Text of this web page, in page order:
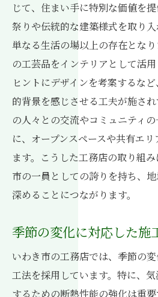
じて、住まい手に特別な価値を
祭りや伝統的な建築様式を取り
単なる生活の場以上の存在とな
の工芸品をインテリアとして活
ヒントにデザインを考案するな
的背景を感じさせる工夫が施さ
の人々との交流やコミュニティ
に、オープンスペースや共有エ
ます。こうした工務店の取り組
市の一員としての誇りを持ち、
深めることにつながります。
季節の変化に対応した施
いわき市の工務店では、季節の
工法を採用しています。特に、
するための断熱性能の強化は重